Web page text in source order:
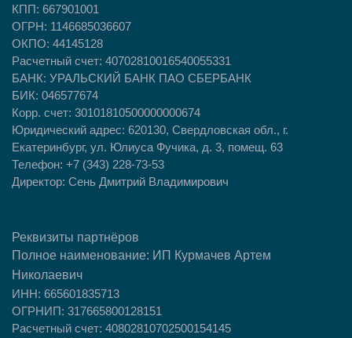
КПП: 667901001
ОГРН: 1146685036607
ОКПО: 44145128
Расчетный счет: 40702810016540055331
БАНК: УРАЛЬСКИЙ БАНК ПАО СБЕРБАНК
БИК: 046577674
Корр. счет: 30101810500000000674
Юридический адрес: 620130, Свердловская обл., г.
Екатеринбург, ул. Юлиуса Фучика, д. 3, помещ. 63
Телефон: +7 (343) 228-73-53
Директор: Сень Дмитрий Владимирович
Реквизиты партнёров
Полное наименование: ИП Курмачев Артем
Николаевич
ИНН: 665601835713
ОГРНИП: 317665800128151
Расчетный счет: 40802810702500154145